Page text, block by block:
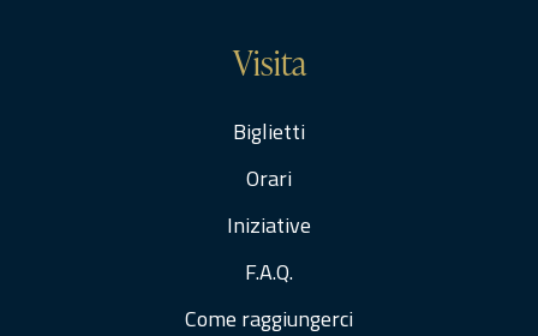
Visita
Biglietti
Orari
Iniziative
F.A.Q.
Come raggiungerci